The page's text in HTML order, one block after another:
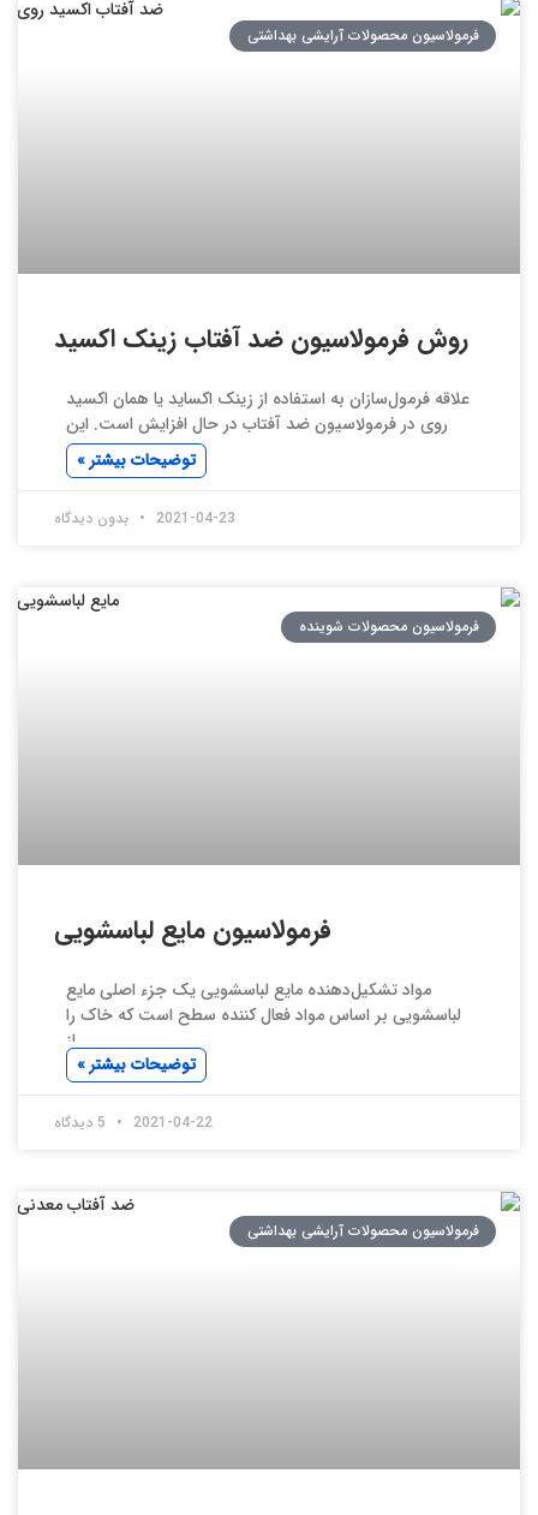
فرمولاسیون محصولات آرایشی بهداشتی
روش فرمولاسیون ضد آفتاب زینک اکسید
علاقه فرمول‌سازان به استفاده از زینک اکساید یا همان اکسید
روی در فرمولاسیون ضد آفتاب در حال افزایش است. این
توضیحات بیشتر »
2021-04-23 بدون دیدگاه
فرمولاسیون محصولات شوینده
فرمولاسیون مایع لباسشویی
مواد تشکیل‌دهنده مایع لباسشویی یک جزء اصلی مایع
لباسشویی بر اساس مواد فعال کننده سطح است که خاک را
از
توضیحات بیشتر »
2021-04-22
فرمولاسیون محصولات آرایشی بهداشتی